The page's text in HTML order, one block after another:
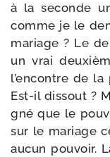
à la seconde
comme je le
mariage ? Le
un vrai
l’encontre de
Est-​il dis­sout ?
gné que le
sur le mariage
aucun pou­voir.